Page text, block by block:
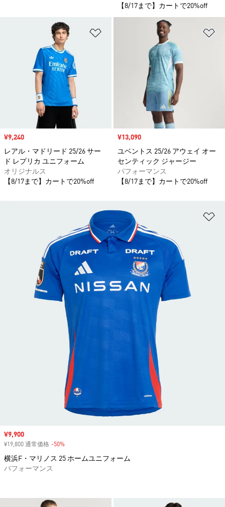
【8/17まで】カートで20%off
ほしいものリストに追加
セール価格
¥9,240
レアル・マドリード 25/26 サー
ド レプリカ ユニフォーム
オリジナルス
【8/17まで】カートで20%off
セール価格
¥13,090
ユベントス 25/26 アウェイ オー
センティック ジャージー
パフォーマンス
【8/17まで】カートで20%off
セール価格
¥9,900
¥19,800 通常価格 -50%
横浜F・マリノス 25 ホームユニフォーム
パフォーマンス